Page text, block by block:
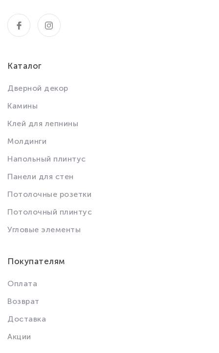
Каталог
Дверной декор
Камины
Клей для лепнины
Молдинги
Напольный плинтус
Панели для стен
Потолочные розетки
Потолочный плинтус
Угловые элементы
Покупателям
Оплата
Возврат
Доставка
Акции